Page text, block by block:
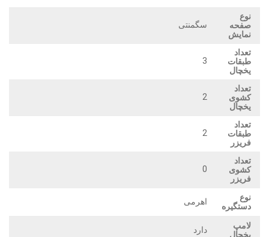
نوع
صفحه
نمایش
سگمنتی
تعداد
طبقات
یخچال
3
تعداد
کشوی
یخچال
2
تعداد
طبقات
فریزر
2
تعداد
کشوی
فریزر
0
نوع
دستگیره
اهرمی
لامپ
یخچال
دارد